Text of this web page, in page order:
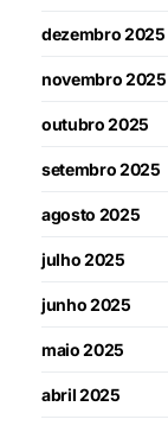
dezembro 2025
novembro 2025
outubro 2025
setembro 2025
agosto 2025
julho 2025
junho 2025
maio 2025
abril 2025